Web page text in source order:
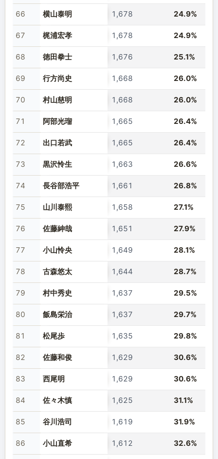
66 横山泰明 1,678 24.9%
67 梶浦宏孝 1,678 24.9%
68 徳田拳士 1,676 25.1%
69 行方尚史 1,668 26.0%
70 村山慈明 1,668 26.0%
71 阿部光瑠 1,665 26.4%
72 出口若武 1,665 26.4%
73 黒沢怜生 1,663 26.6%
74 長谷部浩平 1,661 26.8%
75 山川泰熙 1,658 27.1%
76 佐藤紳哉 1,651 27.9%
77 小山怜央 1,649 28.1%
78 古森悠太 1,644 28.7%
79 村中秀史 1,637 29.5%
80 飯島栄治 1,637 29.7%
81 松尾歩 1,635 29.8%
82 佐藤和俊 1,629 30.6%
83 西尾明 1,629 30.6%
84 佐々木慎 1,625 31.1%
85 谷川浩司 1,619 31.9%
86 小山直希 1,612 32.6%